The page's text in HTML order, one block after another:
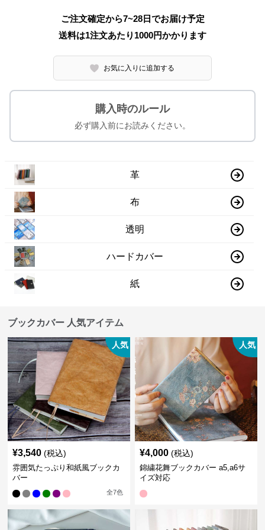
ご注文確定から7~28日でお届け予定
送料は1注文あたり 1000円かかります
お気に入りに追加する
購入時のルール
必ず購入前にお読みください。
革
布
透明
ハードカバー
紙
ブックカバー 人気アイテム
人気
¥3,540 (税込)
雰囲気たっぷり和紙風ブックカ
バー
全7色
人気
¥4,000 (税込)
錦繍花舞ブックカバー a5,a6サ
イズ対応